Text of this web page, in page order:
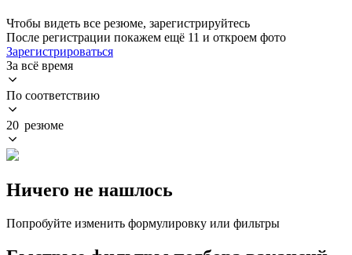
Чтобы видеть все резюме, зарегистрируйтесь
После регистрации покажем ещё 11 и откроем фото
Зарегистрироваться
За всё время
По соответствию
20 резюме
Ничего не нашлось
Попробуйте изменить формулировку или фильтры